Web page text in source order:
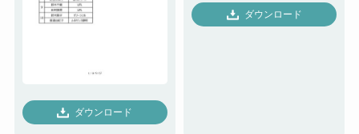
ダウンロード
ダウンロード